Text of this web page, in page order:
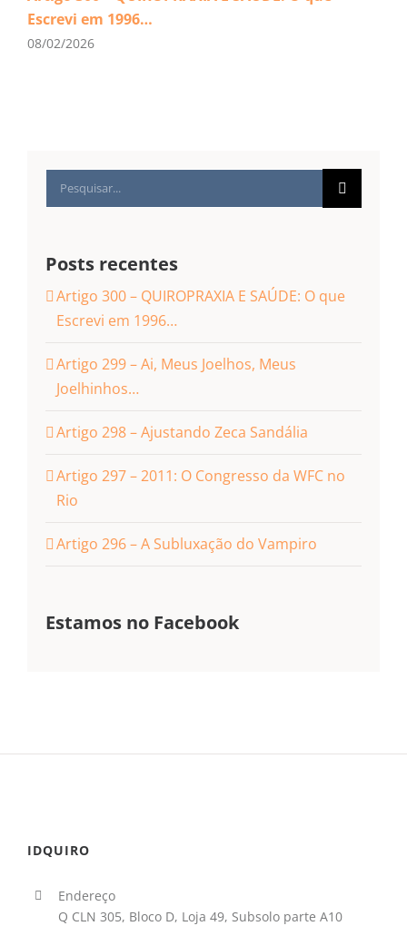
Escrevi em 1996…
08/02/2026
Buscar
resultados
Posts recentes
Artigo 300 – QUIROPRAXIA E SAÚDE: O que
Escrevi em 1996…
Artigo 299 – Ai, Meus Joelhos, Meus
Joelhinhos…
Artigo 298 – Ajustando Zeca Sandália
Artigo 297 – 2011: O Congresso da WFC no
Rio
Artigo 296 – A Subluxação do Vampiro
Estamos no Facebook
IDQUIRO
Endereço
Q CLN 305, Bloco D, Loja 49, Subsolo parte A10